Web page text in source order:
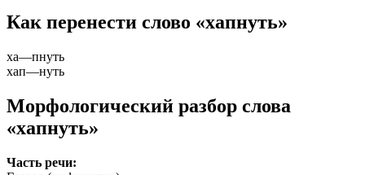
Как перенести слово «хапнуть»
ха—пнуть
хап—нуть
Морфологический разбор слова
«хапнуть»
Часть речи: